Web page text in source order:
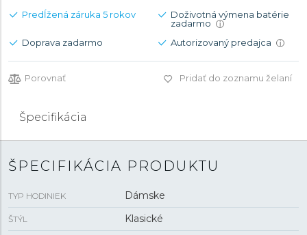
Predĺžená záruka 5 rokov
Doživotná výmena batérie
zadarmo
i
Doprava zadarmo Autorizovaný predajca i
Porovnať Pridať do zoznamu želaní
Špecifikácia
ŠPECIFIKÁCIA PRODUKTU
TYP HODINIEK Dámske
ŠTÝL Klasické